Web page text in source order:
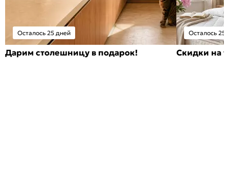
Осталось 25 дней
Дарим столешницу в подарок!
Осталось 25
Скидки на